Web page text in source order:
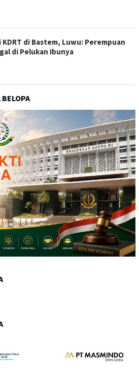
di Bastem, Luwu: Perempuan
di Pelukan Ibunya